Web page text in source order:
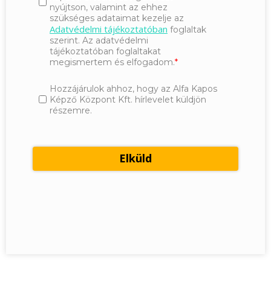
nyújtson, valamint az ehhez
szükséges adataimat kezelje az
Adatvédelmi tájékoztatóban foglaltak
szerint. Az adatvédelmi
tájékoztatóban foglaltakat
megismertem és elfogadom.
Hozzájárulok ahhoz, hogy az Alfa Kapos
Képző Központ Kft. hírlevelet küldjön
részemre.